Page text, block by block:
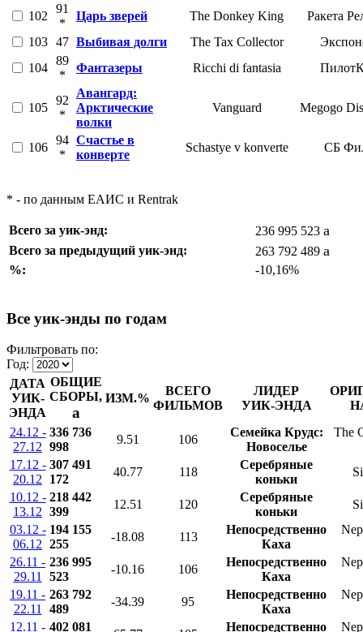
102
91
*
Царь зверей The Donkey King
Ракета
103 47 Выбивая долги The Tax Collector
104
89
*
Фантазеры Ricchi di fantasia
105
92
*
Авангард:
Арктические
волки
Vanguard Megogo
106
94
*
Счастье в
конверте
Schastye v konverte СБ
* - по данным ЕАИС и Rentrak
Всего за уик-энд: 236 995 523 a
Всего за предыдущий уик-энд: 263 792 489 a
%: -10,16%
Все уик-энды по годам
Фильтровать по:
Год:
ДАТА
УИК-
ЭНДА
ОБЩИЕ
СБОРЫ,
a
ИЗМ.%
ВСЕГО
ФИЛЬМОВ
ЛИДЕР
УИК-ЭНДА
24.12 -
27.12
336 736
998
9.51 106
Семейка Крудс:
Новоселье
The
17.12 -
20.12
307 491
172
40.77 118
Серебряные
коньки
10.12 -
13.12
218 442
399
12.51 120
Серебряные
коньки
03.12 -
06.12
194 155
255
-18.08 113
Непосредственно
Каха
26.11 -
29.11
236 995
523
-10.16 106
Непосредственно
Каха
19.11 -
22.11
263 792
489
-34.39 95
Непосредственно
Каха
12.11 - 402 081 Непосредственно